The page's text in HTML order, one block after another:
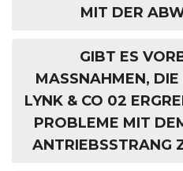
MIT DER
GIBT ES
MASSNAHMEN, DIE
YNK & CO 02
ROBLEME MIT DEM
NTRIEBSSTRANG